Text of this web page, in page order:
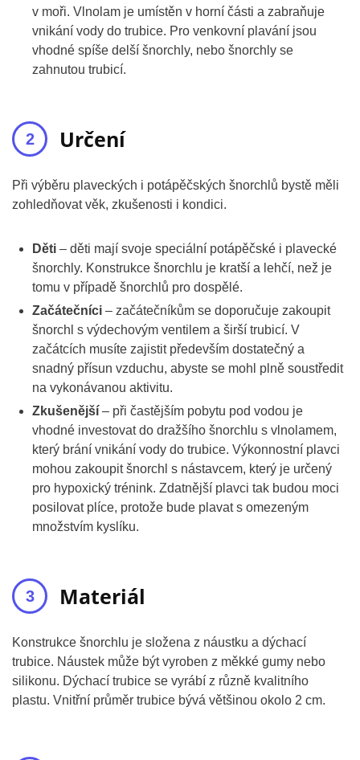
v moři. Vlnolam je umístěn v horní části a zabraňuje
vnikání vody do trubice. Pro venkovní plavání jsou
vhodné spíše delší šnorchly, nebo šnorchly se
zahnutou trubicí.
Určení
Při výběru plaveckých i potápěčských šnorchlů bystě měli
zohledňovat věk, zkušenosti i kondici.
Děti – děti mají svoje speciální potápěčské i plavecké
šnorchly. Konstrukce šnorchlu je kratší a lehčí, než je
tomu v případě šnorchlů pro dospělé.
Začátečníci – začátečníkům se doporučuje zakoupit
šnorchl s výdechovým ventilem a širší trubicí. V
začátcích musíte zajistit především dostatečný a
snadný přísun vzduchu, abyste se mohl plně soustředit
na vykonávanou aktivitu.
Zkušenější – při častějším pobytu pod vodou je
vhodné investovat do dražšího šnorchlu s vlnolamem,
který brání vnikání vody do trubice. Výkonnostní plavci
mohou zakoupit šnorchl s nástavcem, který je určený
pro hypoxický trénink. Zdatnější plavci tak budou moci
posilovat plíce, protože bude plavat s omezeným
množstvím kyslíku.
Materiál
Konstrukce šnorchlu je složena z náustku a dýchací
trubice. Náustek může být vyroben z měkké gumy nebo
silikonu. Dýchací trubice se vyrábí z různě kvalitního
plastu. Vnitřní průměr trubice bývá většinou okolo 2 cm.